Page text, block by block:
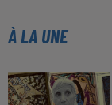
À LA UNE